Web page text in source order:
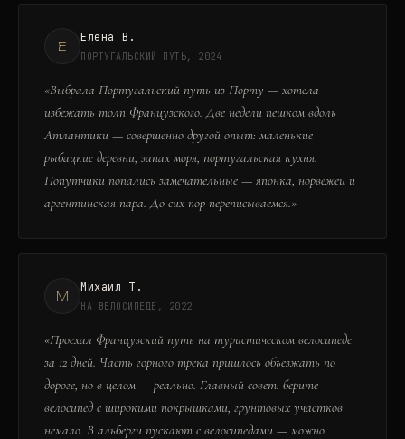
Е
Елена В.
ПОРТУГАЛЬСКИЙ ПУТЬ, 2024
«Выбрала Португальский путь из Порту — хотела
избежать толп Французского. Две недели пешком вдоль
Атлантики — совершенно другой опыт: маленькие
рыбацкие деревни, запах моря, португальская кухня.
Попутчики попались замечательные — японка, норвежец и
аргентинская пара. До сих пор переписываемся.»
М
Михаил Т.
НА ВЕЛОСИПЕДЕ, 2022
«Проехал Французский путь на туристическом велосипеде
за 12 дней. Часть горного трека пришлось объезжать по
дороге, но в целом — реально. Главный совет: берите
велосипед с широкими покрышками, грунтовых участков
немало. В альберги пускают с велосипедами — можно